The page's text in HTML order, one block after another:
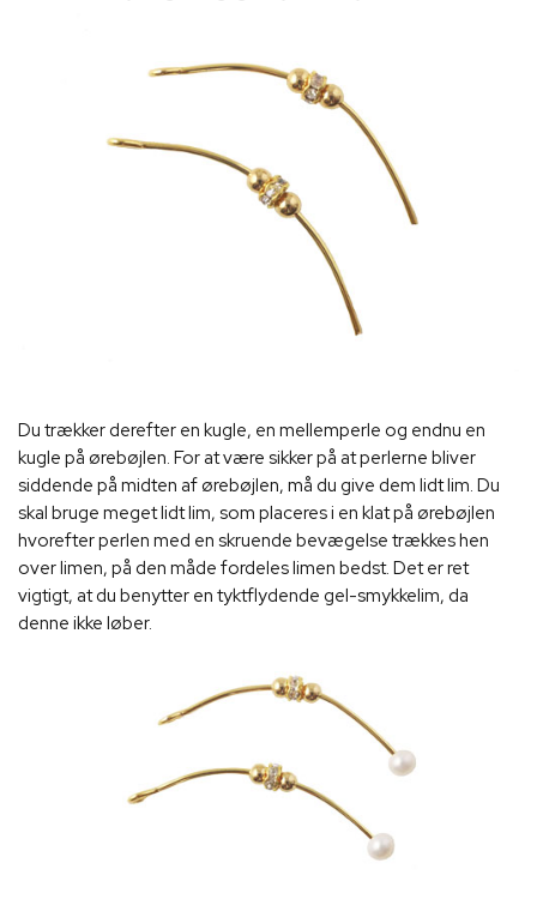
Du trækker derefter en kugle, en mellemperle og endnu en
kugle på ørebøjlen. For at være sikker på at perlerne bliver
siddende på midten af ørebøjlen, må du give dem lidt lim. Du
skal bruge meget lidt lim, som placeres i en klat på ørebøjlen
hvorefter perlen med en skruende bevægelse trækkes hen
over limen, på den måde fordeles limen bedst. Det er ret
vigtigt, at du benytter en tyktflydende gel-smykkelim, da
denne ikke løber.